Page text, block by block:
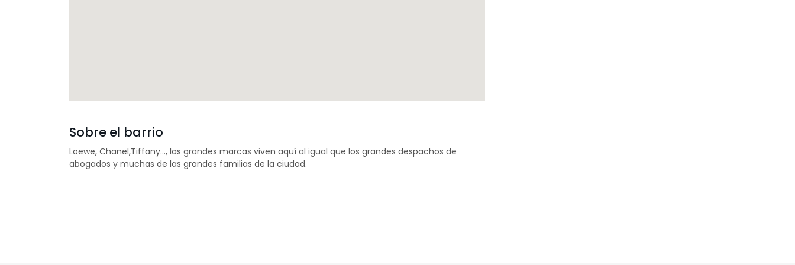
Sobre el barrio
Loewe, Chanel,Tiffany…, las grandes marcas viven aquí al igual que los grandes despachos de
abogados y muchas de las grandes familias de la ciudad.